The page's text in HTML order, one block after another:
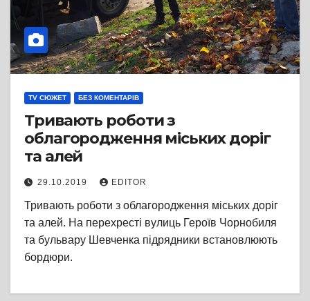
TV СЮЖЕТ БЕЗ КОМЕНТАРІВ
Тривають роботи з
облагородження міських доріг
та алей
29.10.2019 EDITOR
Тривають роботи з облагородження міських доріг
та алей. На перехресті вулиць Героїв Чорнобиля
та бульвару Шевченка підрядники встановлюють
бордюри.